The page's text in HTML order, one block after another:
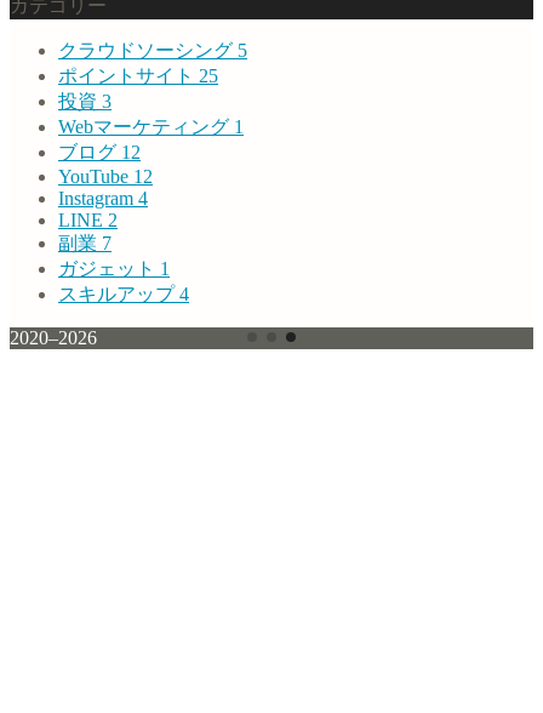
カテゴリー
クラウドソーシング 5
ポイントサイト 25
投資 3
Webマーケティング 1
ブログ 12
YouTube 12
Instagram 4
LINE 2
副業 7
ガジェット 1
スキルアップ4
2020–2026